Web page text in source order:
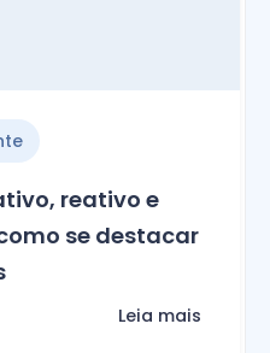
reativo e
se destacar
Leia mais